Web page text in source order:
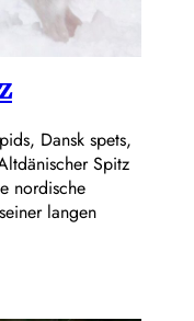
Dansk spets,
Spitz
nordische
langen